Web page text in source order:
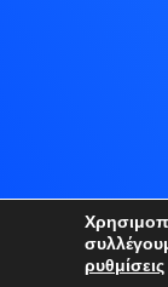
ρυθμίσεις